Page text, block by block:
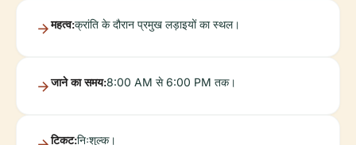
महत्व:क्रांति के दौरान प्रमुख लड़ाइयों का स्थल।
जाने का समय:8:00 AM से 6:00 PM तक।
टिकट:निःशुल्क।